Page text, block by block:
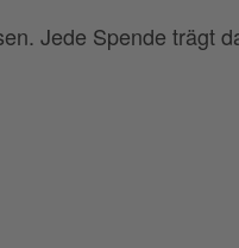
Jede Spende trägt